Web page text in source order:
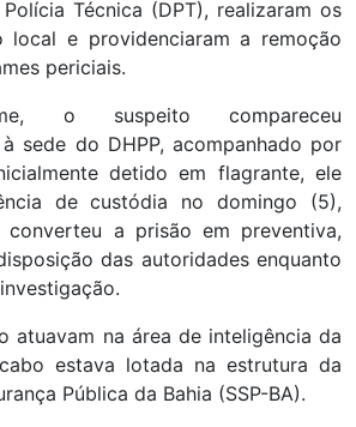
Técnica (DPT), realizaram os
local e providenciaram a remoção
periciais.
o suspeito compareceu
sede do DHPP, acompanhado por
detido em flagrante, ele
de custódia no domingo (5),
a prisão em preventiva,
das autoridades enquanto
atuavam na área de inteligência da
estava lotada na estrutura da
Pública da Bahia (SSP-BA).